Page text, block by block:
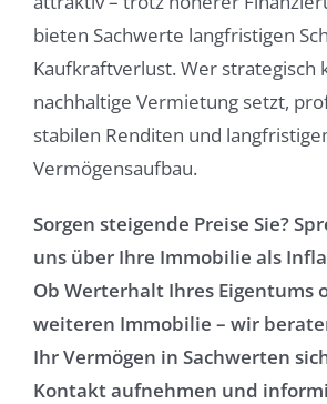
bieten Sachwerte langfristigen
Kaufkraftverlust. Wer strategisch
nachhaltige Vermietung setzt,
stabilen Renditen und
Vermögensaufbau.
Sorgen steigende Preise Sie?
uns über Ihre Immobilie als
Ob Werterhalt Ihres Eigentums
weiteren Immobilie – wir
Ihr Vermögen in Sachwerten
Kontakt aufnehmen und